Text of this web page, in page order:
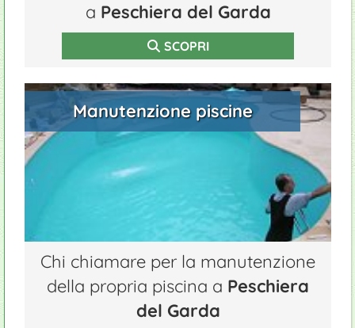
a Peschiera del Garda
SCOPRI
Manutenzione piscine
Chi chiamare per la manutenzione
della propria piscina a Peschiera
del Garda